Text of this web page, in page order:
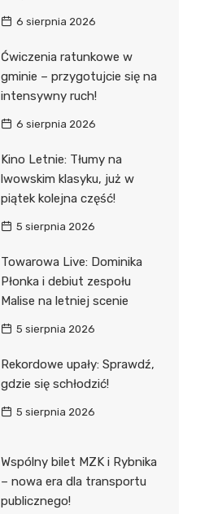
6 sierpnia 2026
Ćwiczenia ratunkowe w
gminie – przygotujcie się na
intensywny ruch!
6 sierpnia 2026
Kino Letnie: Tłumy na
lwowskim klasyku, już w
piątek kolejna część!
5 sierpnia 2026
Towarowa Live: Dominika
Płonka i debiut zespołu
Malise na letniej scenie
5 sierpnia 2026
Rekordowe upały: Sprawdź,
gdzie się schłodzić!
5 sierpnia 2026
Wspólny bilet MZK i Rybnika
– nowa era dla transportu
publicznego!